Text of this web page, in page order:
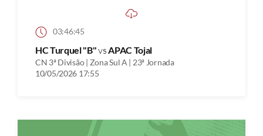
03:46:45
HC Turquel "B"vsAPAC Tojal
CN 3ª Divisão | Zona Sul A | 23ª Jornada
10/05/2026 17:55